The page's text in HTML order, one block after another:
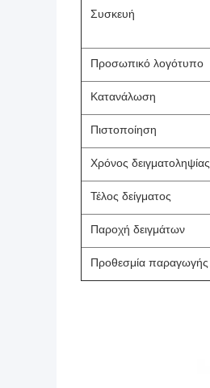
Συσκευή
Προσωπικό λογότυπο
Κατανάλωση
Πιστοποίηση
Χρόνος δειγματοληψίας
Τέλος δείγματος
Παροχή δειγμάτων
Προθεσμία παραγωγής